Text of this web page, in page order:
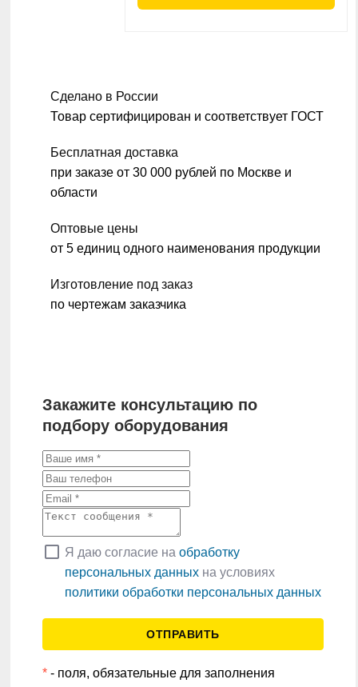
Сделано в России
Товар сертифицирован и соответствует ГОСТ
Бесплатная доставка
при заказе от 30 000 рублей по Москве и
области
Оптовые цены
от 5 единиц одного наименования продукции
Изготовление под заказ
по чертежам заказчика
Закажите консультацию по
подбору оборудования
check_box_outline_blank Я даю согласие на обработку
персональных данных на условиях
политики обработки персональных данных
* - поля, обязательные для заполнения